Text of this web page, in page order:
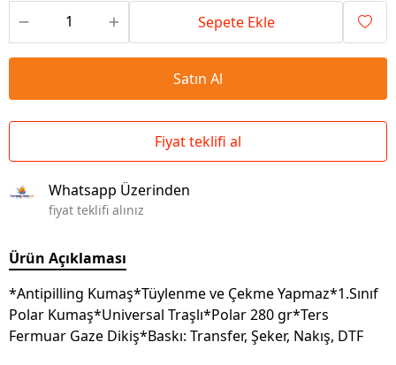
Sepete Ekle
Satın Al
Fiyat teklifi al
Whatsapp Üzerinden
fiyat teklifi alınız
Ürün Açıklaması
*Antipilling Kumaş*Tüylenme ve Çekme Yapmaz*1.Sınıf
Polar Kumaş*Universal Traşlı*Polar 280 gr*Ters
Fermuar Gaze Dikiş*Baskı: Transfer, Şeker, Nakış, DTF